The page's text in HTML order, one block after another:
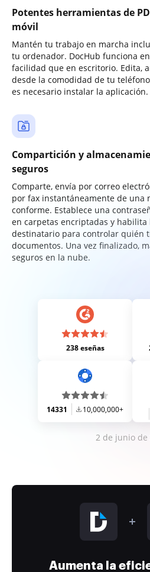
Potentes herramientas de
móvil
Mantén tu trabajo en marcha
tu ordenador. DocHub funciona
facilidad que en escritorio. Edita,
desde la comodidad de tu
es necesario instalar la aplicación.
Compartición y
seguros
Comparte, envía por correo
por fax instantáneamente de una
conforme. Establece una
en carpetas encriptadas y
destinatario para controlar quién
documentos. Una vez finalizado,
seguros en la nube.
238 eseñas
14331 10,000,000+
2 de junio de
Aumenta la